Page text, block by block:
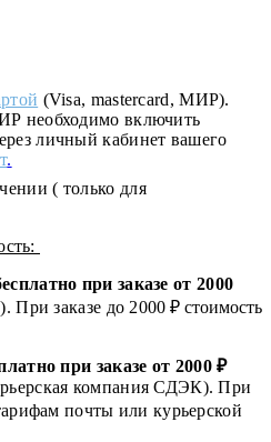
(Visa, mastercard, МИР).
необходимо включить
личный кабинет вашего
.
( только для
при заказе от 2000
При заказе до 2000 ₽ стоимость
при заказе от 2000 ₽
компания СДЭК). При
почты или курьерской